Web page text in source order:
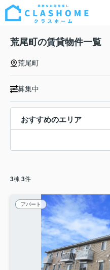
荒尾町の賃貸物件一覧
荒尾町
募集中
おすすめのエリア
3棟 3件
アパート